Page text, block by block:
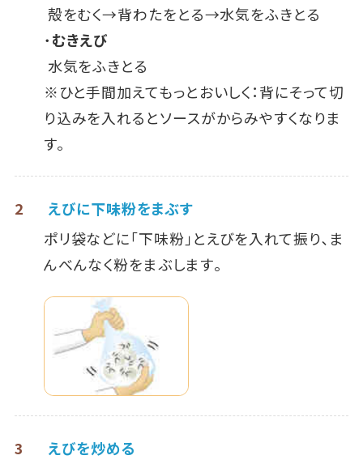
殻をむく→背わたをとる→水気をふきとる
･むきえび
水気をふきとる
※ひと手間加えてもっとおいしく：背にそって切
り込みを入れるとソースがからみやすくなりま
す。
2
えびに下味粉をまぶす
ポリ袋などに｢下味粉｣とえびを入れて振り､ま
んべんなく粉をまぶします｡
3
えびを炒める